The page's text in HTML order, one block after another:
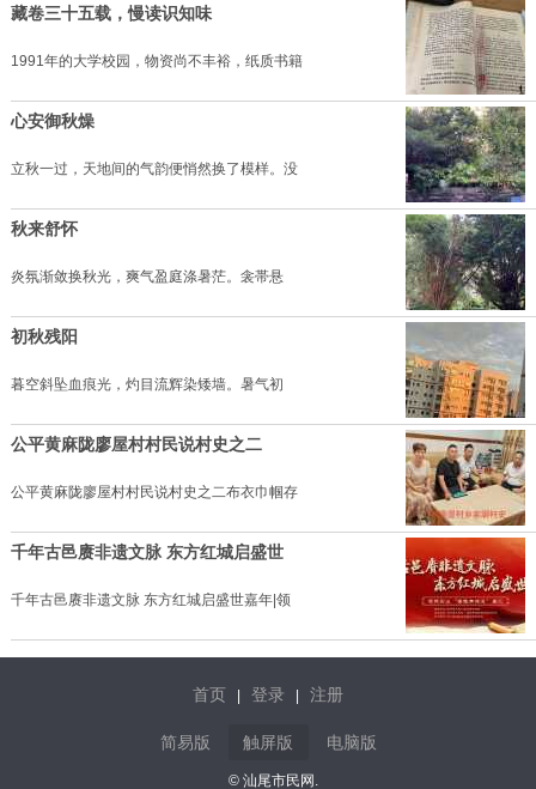
藏卷三十五载，慢读识知味
1991年的大学校园，物资尚不丰裕，纸质书籍
心安御秋燥
立秋一过，天地间的气韵便悄然换了模样。没
秋来舒怀
炎氛渐敛换秋光，爽气盈庭涤暑茫。衾帯悬
初秋残阳
暮空斜坠血痕光，灼目流辉染矮墙。暑气初
公平黄麻陇廖屋村村民说村史之二
公平黄麻陇廖屋村村民说村史之二布衣巾帼存
千年古邑赓非遗文脉 东方红城启盛世
千年古邑赓非遗文脉 东方红城启盛世嘉年|领
首页 登录 注册
简易版 触屏版 电脑版
© 汕尾市民网.